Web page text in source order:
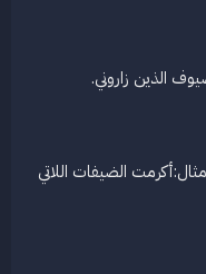
الذين زاروني.
الضيفات اللاتي